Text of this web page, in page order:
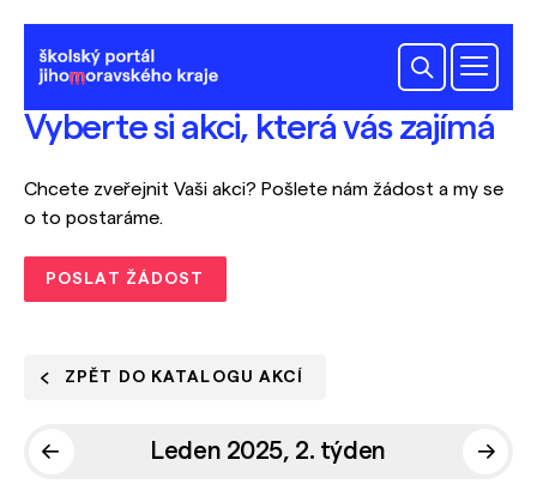
Vyberte si akci, která vás zajímá
Chcete zveřejnit Vaši akci? Pošlete nám žádost a my se
o to postaráme.
POSLAT ŽÁDOST
ZPĚT DO KATALOGU AKCÍ
Leden 2025, 2. týden